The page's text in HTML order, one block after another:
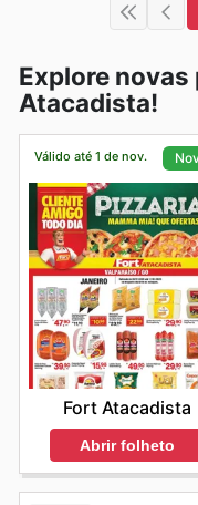
Explore
Atacadista!
Válido até 1 de nov.
Fort Atacadista
Abrir folheto